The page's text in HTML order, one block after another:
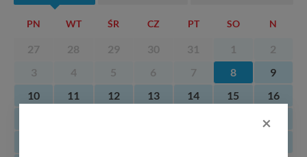
PN WT ŚR CZ PT SO N
27 28 29 30 31 1
2
3
4 5 6 7 8
9
10
11 12 13 14 15
16
23
×